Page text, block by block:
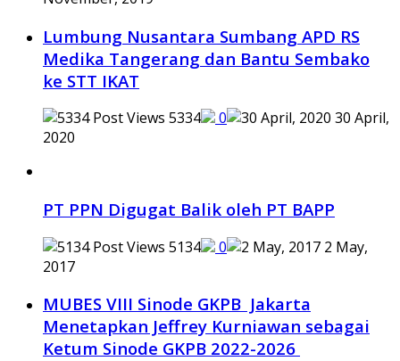
Lumbung Nusantara Sumbang APD RS
Medika Tangerang dan Bantu Sembako
ke STT IKAT
5334 0
30 April,
2020
PT PPN Digugat Balik oleh PT BAPP
5134 0
2 May,
2017
MUBES VIII Sinode GKPB Jakarta
Menetapkan Jeffrey Kurniawan sebagai
Ketum Sinode GKPB 2022-2026